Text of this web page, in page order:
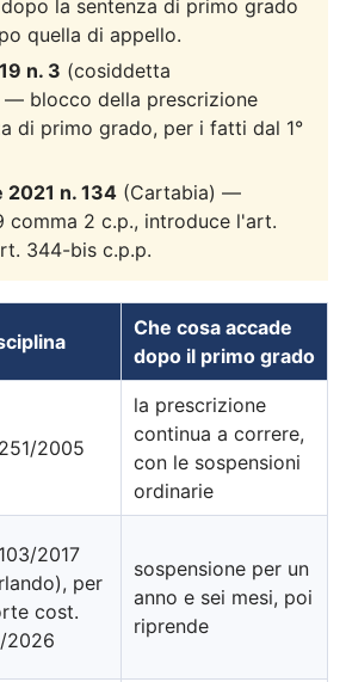
la sentenza di primo grado
quella di appello.
n. 3 (cosiddetta
blocco della prescrizione
di primo grado, per i fatti dal 1°
2021 n. 134 (Cartabia) —
comma 2 c.p., introduce l'art.
344-bis c.p.p.
Che cosa accade
dopo il primo grado
2005
la prescrizione
continua a correre,
con le sospensioni
ordinarie
2017
per
cost.
2026
sospensione per un
anno e sei mesi, poi
riprende